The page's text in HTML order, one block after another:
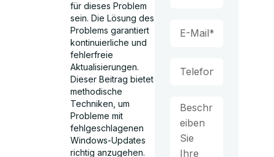
für dieses Problem
sein. Die Lösung des
Problems garantiert
kontinuierliche und
fehlerfreie
Aktualisierungen.
Dieser Beitrag bietet
methodische
Techniken, um
Probleme mit
fehlgeschlagenen
Windows-Updates
richtig anzugehen.